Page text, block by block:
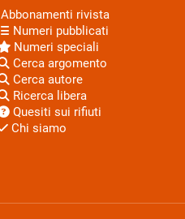
Abbonamenti rivista
Numeri pubblicati
Numeri speciali
Cerca argomento
Cerca autore
Ricerca libera
Quesiti sui rifiuti
Chi siamo